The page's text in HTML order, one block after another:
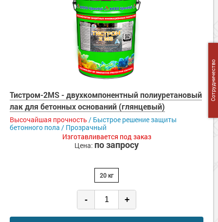
Тистром-2MS - двухкомпонентный полиуретановый
лак для бетонных оснований (глянцевый)
Высочайшая прочность / Быстрое решение защиты
бетонного пола / Прозрачный
Изготавливается под заказ
Цена: по запросу
20 кг
- +
Сотрудничество